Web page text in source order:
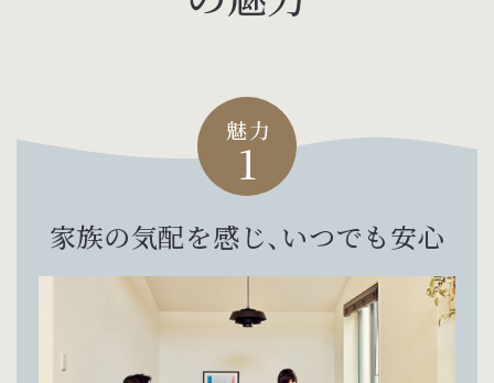
家族の気配を感じ、 いつでも安心